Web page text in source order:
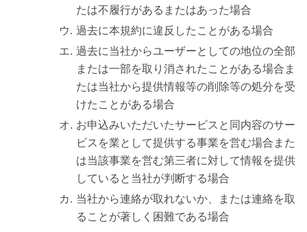
たは不履行があるまたはあった場合
過去に本規約に違反したことがある場合
過去に当社からユーザーとしての地位の全部
または一部を取り消されたことがある場合ま
たは当社から提供情報等の削除等の処分を受
けたことがある場合
お申込みいただいたサービスと同内容のサー
ビスを業として提供する事業を営む場合また
は当該事業を営む第三者に対して情報を提供
していると当社が判断する場合
当社から連絡が取れないか、または連絡を取
ることが著しく困難である場合